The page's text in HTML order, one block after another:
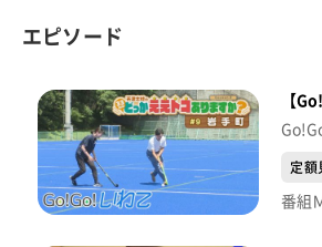
エピソード
【
定額